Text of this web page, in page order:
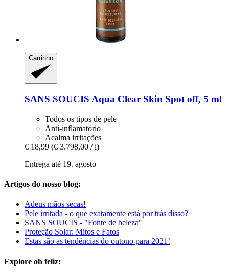
Carrinho
SANS SOUCIS Aqua Clear Skin Spot off, 5 ml
Todos os tipos de pele
Anti-inflamatório
Acalma irritações
€ 18,99 (€ 3.798,00 / l)
Entrega até 19. agosto
Artigos do nosso blog:
Adeus mãos secas!
Pele irritada - o que exatamente está por trás disso?
SANS SOUCIS - "Fonte de beleza"
Proteção Solar: Mitos e Fatos
Estas são as tendências do outono para 2021!
Explore oh feliz: